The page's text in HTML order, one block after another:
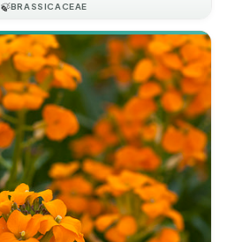
🍃BRASSICACEAE